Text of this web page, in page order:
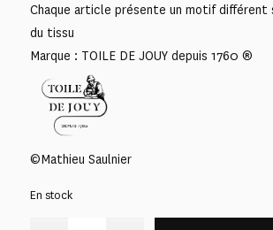
Chaque article présente un motif différent
du tissu
Marque : TOILE DE JOUY depuis 1760 ®
©Mathieu Saulnier
En stock